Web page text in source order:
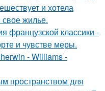
и хотела
жилье.
французской классики -
и чувстве меры.
- Williams -
пространством для